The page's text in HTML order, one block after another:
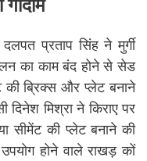
प्रताप सिंह ने मुर्गी
का काम बंद होने से सेड
ब्रिक्स और प्लेट बनाने
दिनेश मिश्रा ने किराए पर
सीमेंट की प्लेट बनाने की
होने वाले राखड़ कों